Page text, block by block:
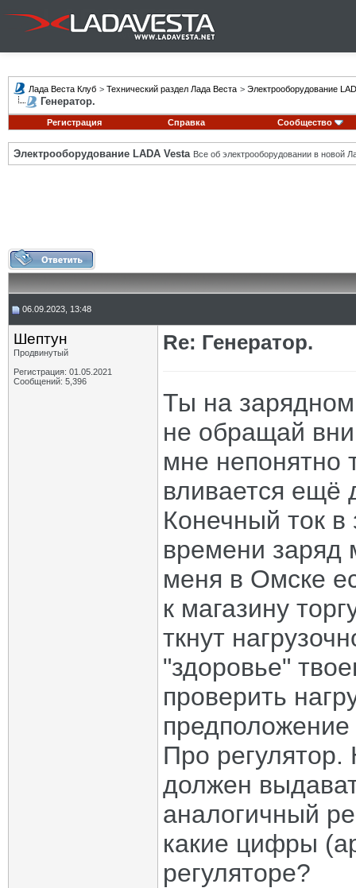
Лада Веста Клуб > Технический раздел Лада Веста > Электрооборудование
Генератор.
Регистрация Справка Сообщество
Электрооборудование LADA Vesta Все об электрооборудовании в новой
06.09.2023, 13:48
Шептун
Продвинутый
Регистрация: 01.05.2021
Сообщений: 5,396
Re: Генератор.
Ты на
не обращай
мне непонятно
вливается ещё
Конечный ток
времени заряд
меня в Омске
к магазину
ткнут
"здоровье"
проверить
Про регулятор.
должен
аналогичный
какие цифры
регуляторе?